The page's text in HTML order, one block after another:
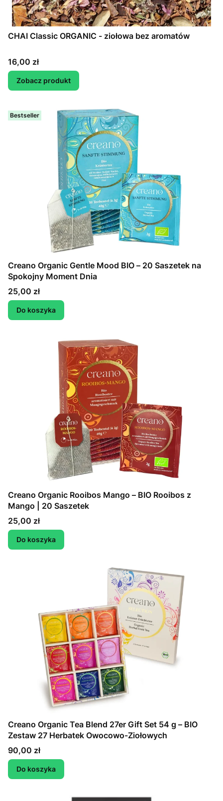
CHAI Classic ORGANIC - ziołowa bez aromatów
Cena
16,00 zł
Zobacz produkt
Bestseller
Creano Organic Gentle Mood BIO – 20 Saszetek na
Spokojny Moment Dnia
Cena
25,00 zł
Do koszyka
Creano Organic Rooibos Mango – BIO Rooibos z
Mango | 20 Saszetek
Cena
25,00 zł
Do koszyka
Creano Organic Tea Blend 27er Gift Set 54 g – BIO
Zestaw 27 Herbatek Owocowo-Ziołowych
Cena
90,00 zł
Do koszyka